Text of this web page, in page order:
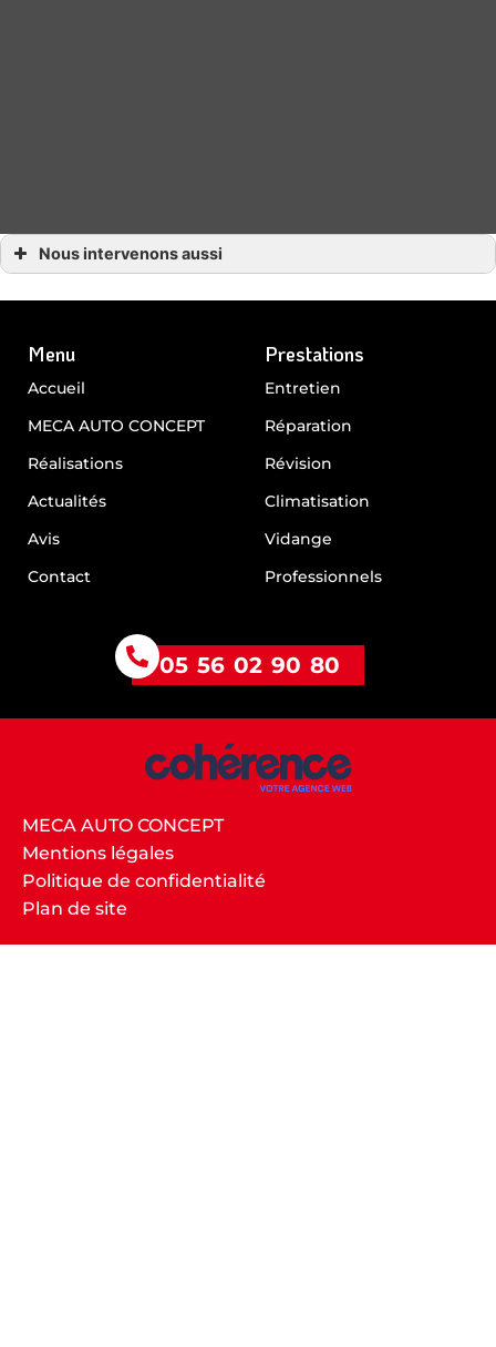
Nous intervenons aussi
Entretien auto Bordeaux
Entretien auto Pessac
Entretien auto Canéjan
Entretien auto Talence
Entretien auto Gradignan
Menu
Accueil
MECA AUTO CONCEPT
Réalisations
Actualités
Avis
Contact
Prestations
Entretien
Réparation
Révision
Climatisation
Vidange
Professionnels
05 56 02 90 80
MECA AUTO CONCEPT
Mentions légales
Politique de confidentialité
Plan de site